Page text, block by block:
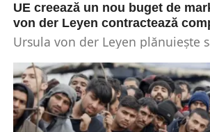
UE creează un nou buget de
von der Leyen contractează
Ursula von der Leyen plănuiește